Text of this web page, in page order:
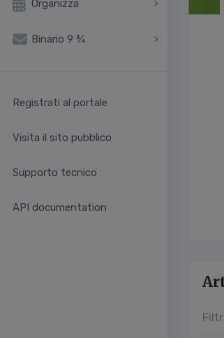
Organizza
Binario 9 ¾
Registrati al portale
Visita il sito pubblico
Supporto tecnico
API documentation